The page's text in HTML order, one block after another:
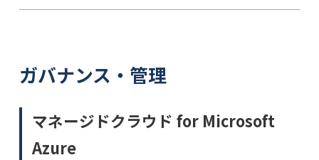
ガバナンス・管理
マネージドクラウド for Microsoft
Azure